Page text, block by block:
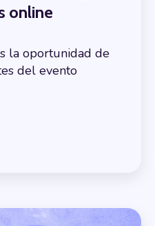
online
la oportunidad de
del evento